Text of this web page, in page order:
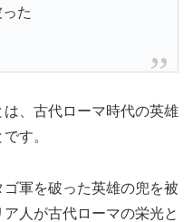
た
、古代ローマ時代の英雄
す。
軍を破った英雄の兜を被
人が古代ローマの栄光と